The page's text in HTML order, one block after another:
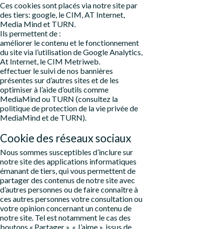
Ces cookies sont placés via notre site par
des tiers: google, le CIM, AT Internet,
Media Mind et TURN.
Ils permettent de :
améliorer le contenu et le fonctionnement
du site via l’utilisation de Google Analytics,
At Internet, le CIM Metriweb.
effectuer le suivi de nos bannières
présentes sur d’autres sites et de les
optimiser à l’aide d’outils comme
MediaMind ou TURN (consultez la
politique de protection de la vie privée de
MediaMind et de TURN).
Cookie des réseaux sociaux
Nous sommes susceptibles d’inclure sur
notre site des applications informatiques
émanant de tiers, qui vous permettent de
partager des contenus de notre site avec
d’autres personnes ou de faire connaître à
ces autres personnes votre consultation ou
votre opinion concernant un contenu de
notre site. Tel est notamment le cas des
boutons « Partager », « J’aime », issus de